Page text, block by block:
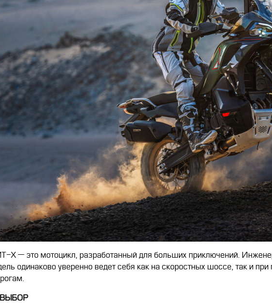
X — это мотоцикл, разработанный для больших приключений.
одинаково уверенно ведет себя как на скоростных шоссе, так и